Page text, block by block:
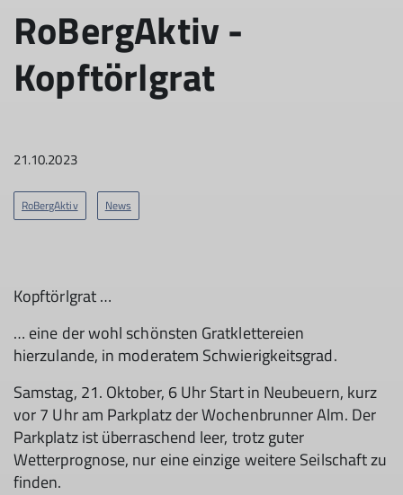
RoBergAktiv -
Kopftörlgrat
21.10.2023
RoBergAktiv News
Kopftörlgrat …
… eine der wohl schönsten Gratklettereien
hierzulande, in moderatem Schwierigkeitsgrad.
Samstag, 21. Oktober, 6 Uhr Start in Neubeuern, kurz
vor 7 Uhr am Parkplatz der Wochenbrunner Alm. Der
Parkplatz ist überraschend leer, trotz guter
Wetterprognose, nur eine einzige weitere Seilschaft zu
finden.